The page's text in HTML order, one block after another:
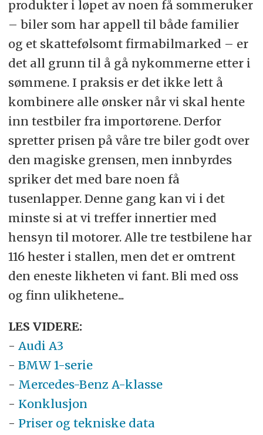
produkter i løpet av noen få sommeruker
– biler som har appell til både familier
og et skattefølsomt firmabilmarked – er
det all grunn til å gå nykommerne etter i
sømmene. I praksis er det ikke lett å
kombinere alle ønsker når vi skal hente
inn testbiler fra importørene. Derfor
spretter prisen på våre tre biler godt over
den magiske grensen, men innbyrdes
spriker det med bare noen få
tusenlapper. Denne gang kan vi i det
minste si at vi treffer innertier med
hensyn til motorer. Alle tre testbilene har
116 hester i stallen, men det er omtrent
den eneste likheten vi fant. Bli med oss
og finn ulikhetene...
LES VIDERE:
- Audi A3
- BMW 1-serie
- Mercedes-Benz A-klasse
- Konklusjon
- Priser og tekniske data